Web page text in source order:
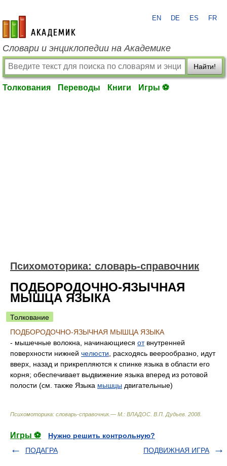
academic.ru
EN DE ES FR
Словари и энциклопедии на Академике
Найти!
Толкования Переводы Книги Игры ⚽
Психомоторика: cловарь-справочник
ПОДБОРОДОЧНО-ЯЗЫЧНАЯ
МЫШЦА ЯЗЫКА
Толкование
ПОДБОРОДОЧНО-ЯЗЫЧНАЯ МЫШЦА ЯЗЫКА
- мышечные волокна, начинающиеся отвнутренней
поверхности нижней челюсти , расходясь веерообразно, идут
вверх, назад и прикрепляются к спинке языка в области его
корня; обеспечивает выдвижение языка вперед из ротовой
полости (см. также Языка мышцы двигательные)
Психомоторика: cловарь-справочник.— М.: ВЛАДОС В.П. Дудьев 2008
Игры ⚽
Нужно решить контрольную?
ПОДАГРА
ПОДВИЖНАЯ ИГРА